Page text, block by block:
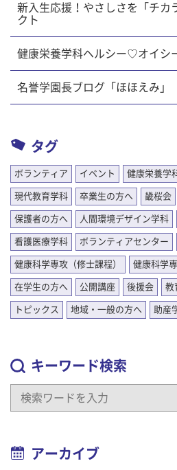
新入生応援！やさしさを「チカ
クト
健康栄養学科ヘルシー♡オイシ
名誉学園長ブログ「ほほえみ」
タグ
ボランティア イベント 健康栄養学
現代教育学科 卒業生の方へ 畿桜会
保護者の方へ 人間環境デザイン学科
看護医療学科 ボランティアセンター
健康科学専攻（修士課程） 健康科学
在学生の方へ 公開講座 後援会 教
トピックス 地域・一般の方へ 助産
キーワード検索
アーカイブ